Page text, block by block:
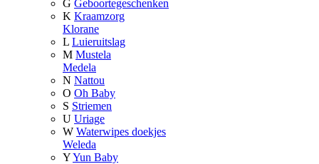
G Geboortegeschenken
K Kraamzorg
Klorane
L Luieruitslag
M Mustela
Medela
N Nattou
O Oh Baby
S Striemen
U Uriage
W Waterwipes doekjes
Weleda
YYun Baby